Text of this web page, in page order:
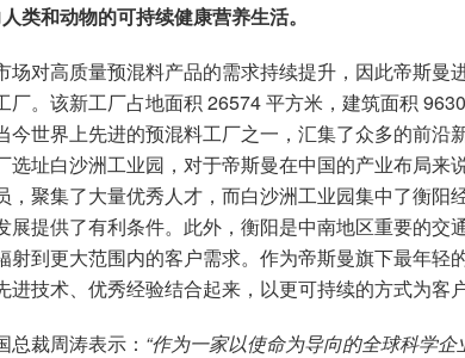
类和动物的可持续健康营养生活。
场对高质量预混料产品的需求持续提升，因此帝斯曼
厂。该新工厂占地面积 26574 平方米，建筑面积
今世界上先进的预混料工厂之一，汇集了众多的前沿
选址白沙洲工业园，对于帝斯曼在中国的产业布局来
，聚集了大量优秀人才，而白沙洲工业园集中了衡阳
展提供了有利条件。此外，衡阳是中南地区重要的交
射到更大范围内的客户需求。作为帝斯曼旗下最年轻
进技术、优秀经验结合起来，以更可持续的方式为客
总裁周涛表示： “作为一家以使命为导向的全球科学